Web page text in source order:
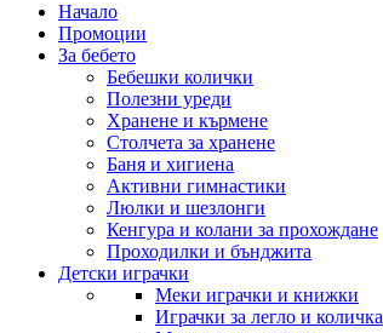
Начало
Промоции
За бебето
Бебешки колички
Полезни уреди
Хранене и кърмене
Столчета за хранене
Баня и хигиена
Активни гимнастики
Люлки и шезлонги
Кенгура и колани за прохождане
Проходилки и бънджита
Детски играчки
Меки играчки и книжки
Играчки за легло и количка